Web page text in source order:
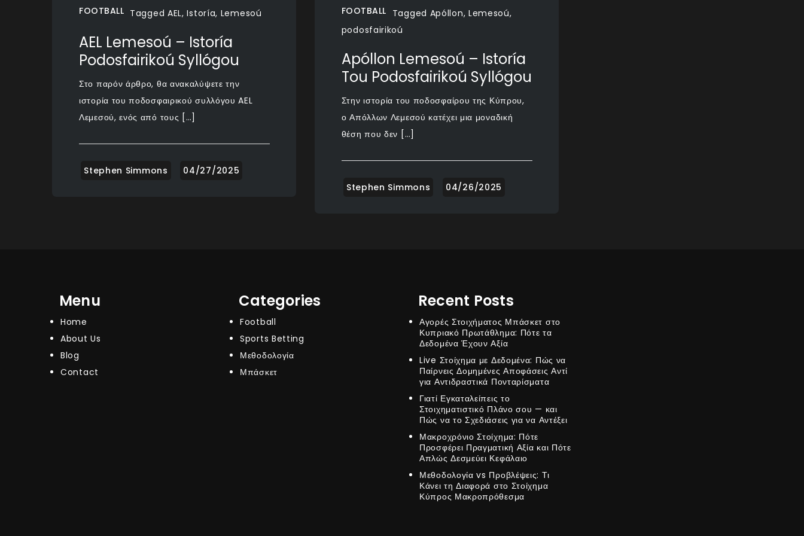
FOOTBALL Tagged AEL,Istoría, Lemesoú
AEL Lemesoú – Istoría
Podosfairikoú Syllógou
Στο παρόν άρθρο, θα ανακαλύψετε την
ιστορία του ποδοσφαιρικού συλλόγου AEL
Λεμεσού, ενός από τους […]
FOOTBALL Tagged Apóllon, Lemesoú,
podosfairikoú
Apóllon Lemesoú – Istoría
Tou Podosfairikoú Syllógou
Στην ιστορία του ποδοσφαίρου της Κύπρου,
ο Απόλλων Λεμεσού κατέχει μια μοναδική
θέση που δεν […]
Menu
Home
About Us
Blog
Contact
Categories
Football
Sports Betting
Μεθοδολογία
Μπάσκετ
Recent Posts
Αγορές Στοιχήματος Μπάσκετ στο
Κυπριακό Πρωτάθλημα: Πότε τα
Δεδομένα Έχουν Αξία
Live Στοίχημα με Δεδομένα: Πώς να
Παίρνεις Δομημένες Αποφάσεις Αντί
για Αντιδραστικά Πονταρίσματα
Γιατί Εγκαταλείπεις το
Στοιχηματιστικό Πλάνο σου — και
Πώς να το Σχεδιάσεις για να Αντέξει
Μακροχρόνιο Στοίχημα: Πότε
Προσφέρει Πραγματική Αξία και Πότε
Απλώς Δεσμεύει Κεφάλαιο
Μεθοδολογία vs Προβλέψεις: Τι
Κάνει τη Διαφορά στο Στοίχημα
Κύπρος Μακροπρόθεσμα